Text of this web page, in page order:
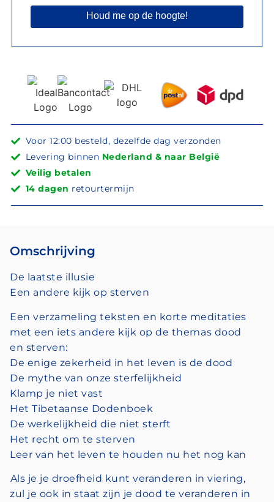
Houd me op de hoogte!
Voor 12:00 besteld, dezelfde dag verzonden
Levering binnen Nederland & naar België
Veilig betalen
14 dagen retourtermijn
Omschrijving
De laatste illusie
Een andere kijk op sterven
Een verzameling teksten en korte meditaties
met een iets andere kijk op de themas dood
en sterven:
De enige zekerheid in het leven is de dood
De mythe van onze sterfelijkheid
Klamp je niet vast
Het Tibetaanse Dodenboek
De werkelijkheid die niet sterft
Het recht om te sterven
Leer van het leven te houden nu het nog kan
Als je je droefheid kunt veranderen in viering,
zul je ook in staat zijn je dood te veranderen in